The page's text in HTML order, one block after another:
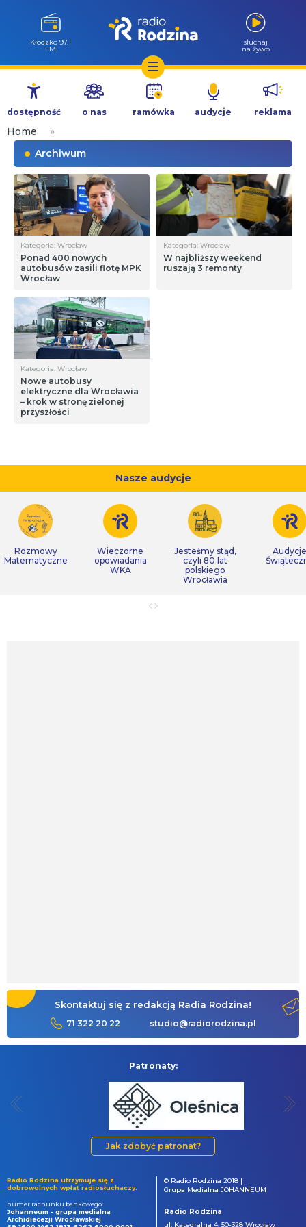
Przejdź
treści
Wołów 99.6
FM
słuchaj
na żywo
dostępność o nas ramówka audycje reklama
Home
»
Archiwum
Kategoria: Wrocław
Ponad 400 nowych
autobusów zasili flotę MPK
Wrocław
Kategoria: Wrocław
W najbliższy weekend
ruszają 3 remonty
Kategoria: Wrocław
Nowe autobusy
elektryczne dla Wrocławia
– krok w stronę zielonej
przyszłości
Nasze audycje
Rozmowy
Matematyczne
Wieczorne
opowiadania
WKA
Jesteśmy stąd,
czyli 80 lat
polskiego
Wrocławia
Audycje
Skontaktuj się z redakcją Radia Rodzina!
71 322 20 22 studio@radiorodzina.pl
Patronaty:
Jak zdobyć patronat?
Radio Rodzina utrzymuje się z
dobrowolnych wpłat radiosłuchaczy.
numer rachunku bankowego:
Johanneum - grupa medialna
Archidiecezji Wrocławskiej
© Radio Rodzina 2018 |
Grupa Medialna JOHANNEUM
Radio Rodzina
ul. Katedralna 4, 50-328 Wrocław